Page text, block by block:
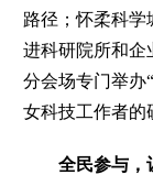
路径；怀柔科学
进科研院所和企
分会场专门举办
女科技工作者的
全民参与，